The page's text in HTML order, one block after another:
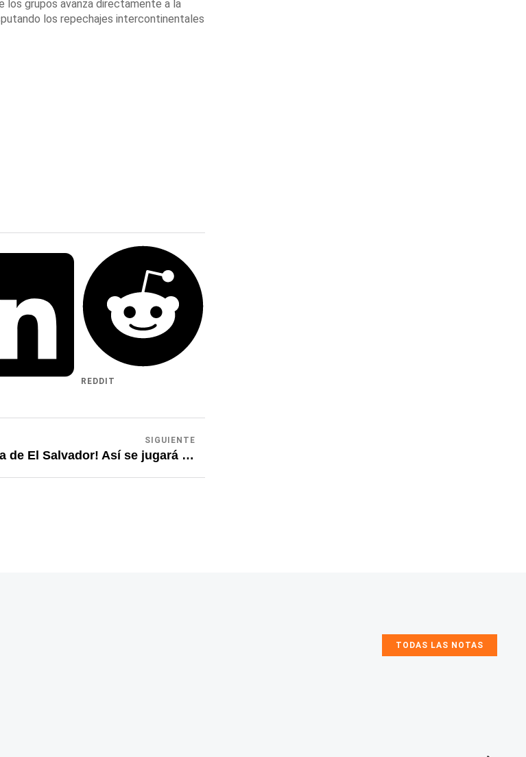
los grupos avanza directamente a la
los repechajes intercontinentales
REDDIT
SIGUIENTE
¡Vuelve la Liga de El Salvador! Así se jugará la primera jornada del torneo Apertura 2025
TODAS LAS NOTAS